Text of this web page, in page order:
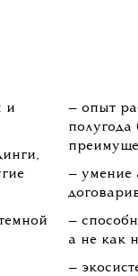
и
— опыт
полугода
— умение
—
а не как
—